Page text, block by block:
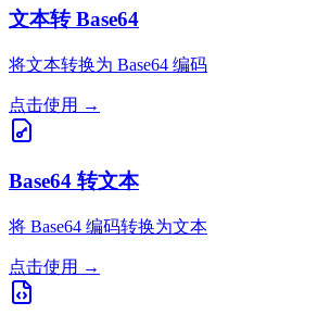
文本转 Base64
将文本转换为 Base64 编码
点击使用 →
Base64 转文本
将 Base64 编码转换为文本
点击使用 →